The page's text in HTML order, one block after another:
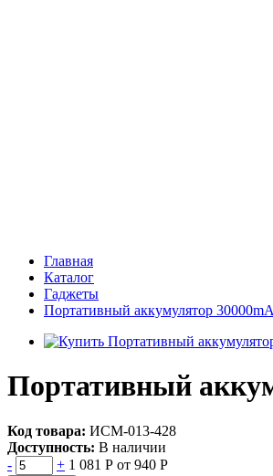
Главная
Каталог
Гаджеты
Портативный аккумулятор
Портативный
Код товара: ИСМ-013-428
Доступность: В наличии
-
+ 1 081 Р от 940 Р